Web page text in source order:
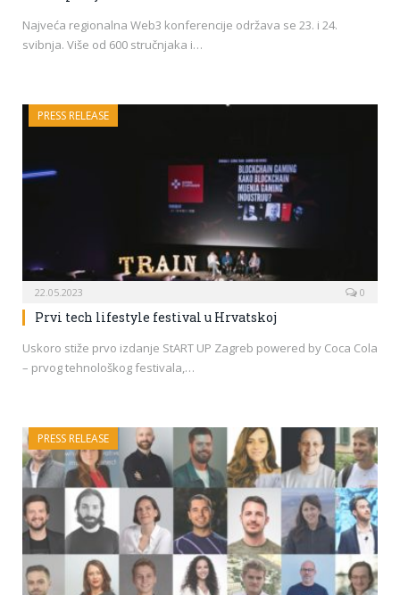
Najveća regionalna Web3 konferencije održava se 23. i 24.
svibnja. Više od 600 stručnjaka i…
PRESS RELEASE
22.05.2023 0
Prvi tech lifestyle festival u Hrvatskoj
Uskoro stiže prvo izdanje StART UP Zagreb powered by Coca Cola
– prvog tehnološkog festivala,…
PRESS RELEASE